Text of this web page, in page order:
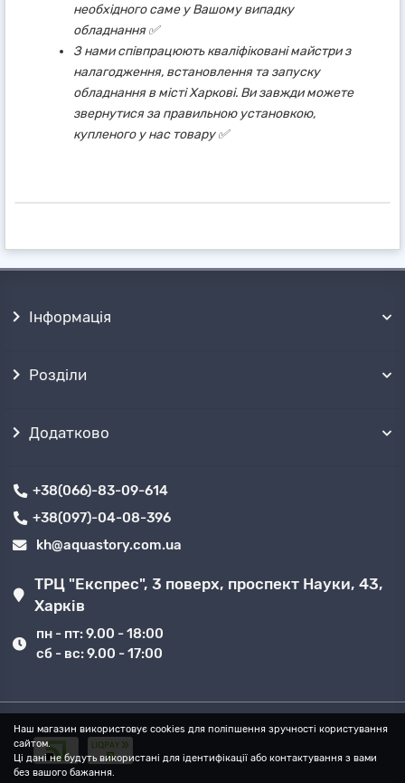
необхідного саме у Вашому випадку
обладнання ✅
З нами співпрацюють кваліфіковані майстри з
налагодження, встановлення та запуску
обладнання в місті Харкові. Ви завжди можете
звернутися за правильною установкою,
купленого у нас товару ✅
Наш магазин використовує cookies для поліпшення зручності користування
сайтом.
Ці дані не будуть використані для ідентифікації або контактування з вами
без вашого бажання.
Інформація
Розділи
Додатково
+38(066)-83-09-614
+38(097)-04-08-396
kh@aquastory.com.ua
ТРЦ "Експрес", 3 поверх, проспект Науки, 43,
Харків
пн - пт: 9.00 - 18:00
сб - вс: 9.00 - 17:00